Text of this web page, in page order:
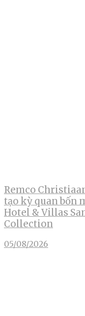
Remco
tạo kỳ quan bốn
Hotel & Villas
Collection
05/08/2026